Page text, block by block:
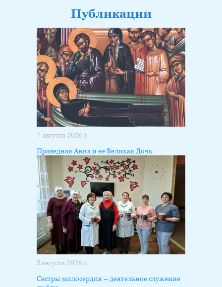
Публикации
7 августа 2026 г.
Праведная Анна и ее Великая Дочь
5 августа 2026 г.
Сестры милосердия – деятельное служение